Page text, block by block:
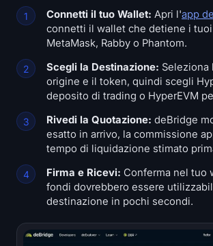
Connetti il tuo Wallet: Apri l'app
connetti il wallet che detiene i
MetaMask, Rabby o Phantom.
Scegli la Destinazione: Seleziona
origine e il token, quindi scegli
deposito di trading o HyperEVM
Rivedi la Quotazione: deBridge
esatto in arrivo, la commissione
tempo di liquidazione stimato
Firma e Ricevi: Conferma nel tuo
fondi dovrebbero essere
destinazione in pochi secondi.